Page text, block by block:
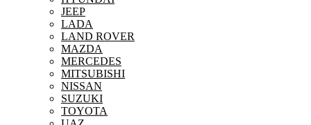
JEEP
LADA
LAND ROVER
MAZDA
MERCEDES
MITSUBISHI
NISSAN
SUZUKI
TOYOTA